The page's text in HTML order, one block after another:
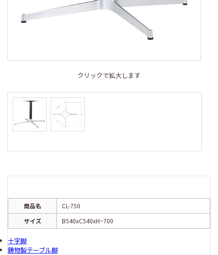
クリックで拡大します
商品名
CL-750
サイズ
B540xC540xH~700
十字脚
鋳物製テーブル脚